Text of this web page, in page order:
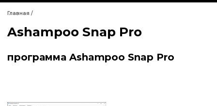
Главная /
Ashampoo Snap Pro
программа Ashampoo Snap Pro